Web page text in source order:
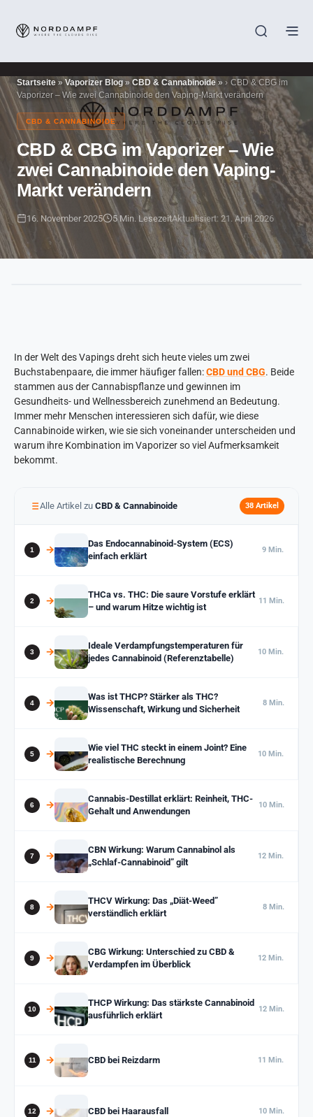
Startseite »Vaporizer Blog»CBD & Cannabinoide »
CBD & CBG im
Vaporizer – Wie zwei Cannabinoide den Vaping-Markt verändern
CBD & CANNABINOIDE
CBD & CBG im Vaporizer – Wie
zwei Cannabinoide den Vaping-
Markt verändern
16. November 2025 5 Min. LesezeitAktualisiert: 21. April 2026
In der Welt des Vapings dreht sich heute vieles um zwei
Buchstabenpaare, die immer häufiger fallen:CBD und CBG. Beide
stammen aus der Cannabispflanze und gewinnen im
Gesundheits- und Wellnessbereich zunehmend an Bedeutung.
Immer mehr Menschen interessieren sich dafür, wie diese
Cannabinoide wirken, wie sie sich voneinander unterscheiden und
warum ihre Kombination im Vaporizer so viel Aufmerksamkeit
bekommt.
Alle Artikel zu CBD & Cannabinoide 38 Artikel
Das Endocannabinoid-System (ECS)
einfach erklärt
9 Min.
THCa vs. THC: Die saure Vorstufe erklärt
– und warum Hitze wichtig ist
11 Min.
Ideale Verdampfungstemperaturen für
jedes Cannabinoid (Referenztabelle)
10 Min.
Was ist THCP? Stärker als THC?
Wissenschaft, Wirkung und Sicherheit
8 Min.
Wie viel THC steckt in einem Joint? Eine
realistische Berechnung
10 Min.
Cannabis-Destillat erklärt: Reinheit, THC-
Gehalt und Anwendungen
10 Min.
CBN Wirkung: Warum Cannabinol als
„Schlaf-Cannabinoid” gilt
12 Min.
THCV Wirkung: Das „Diät-Weed”
verständlich erklärt
8 Min.
CBG Wirkung: Unterschied zu CBD &
Verdampfen im Überblick
12 Min.
THCP Wirkung: Das stärkste Cannabinoid
ausführlich erklärt
12 Min.
CBD bei Reizdarm 11 Min.
CBD bei Haarausfall 10 Min.